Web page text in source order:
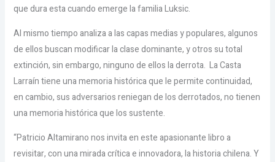
que dura esta cuando emerge la familia Luksic.
Al mismo tiempo analiza a las capas medias y populares, algunos
de ellos buscan modificar la clase dominante, y otros su total
extinción, sin embargo, ninguno de ellos la derrota. La Casta
Larraín tiene una memoria histórica que le permite continuidad,
en cambio, sus adversarios reniegan de los derrotados, no tienen
una memoria histórica que los sustente.
“Patricio Altamirano nos invita en este apasionante libro a
revisitar, con una mirada crítica e innovadora, la historia chilena. Y